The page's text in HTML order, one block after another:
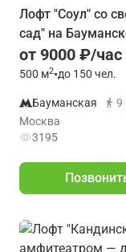
Лофт "Соул" со
сад" на
от 9000 ₽/час
500 м2•до 150 чел.
Бауманская
9
Москва
3195